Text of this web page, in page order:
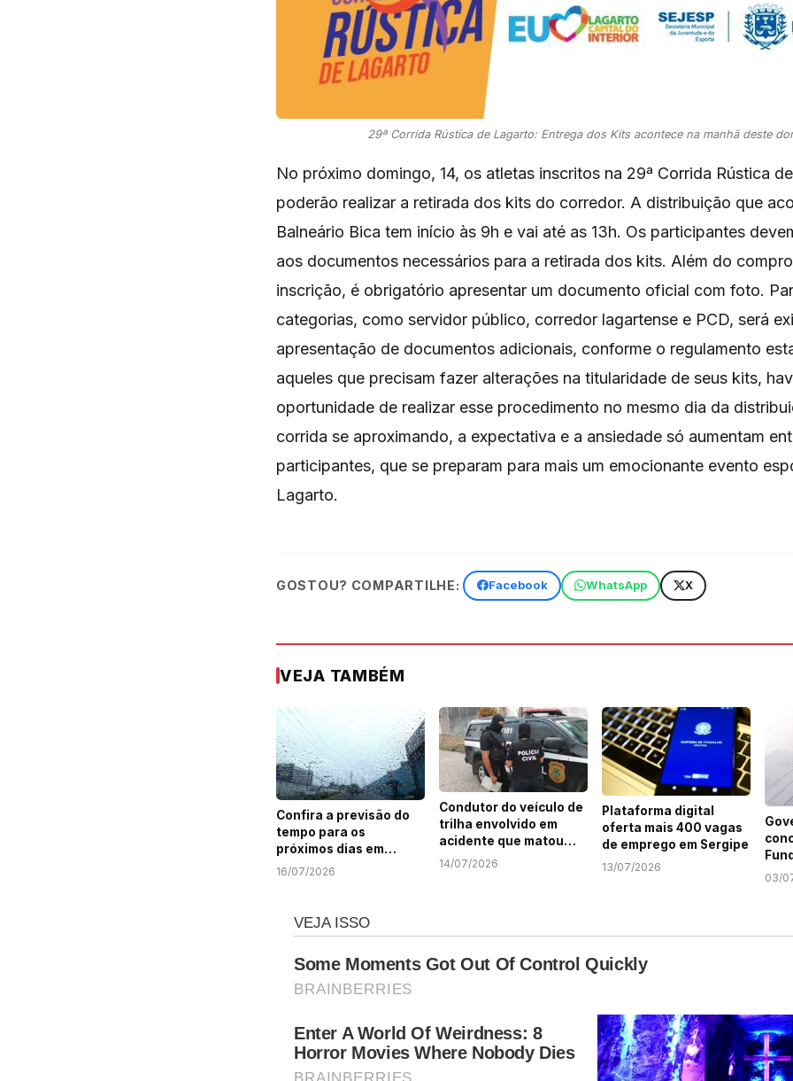
29ª Corrida Rústica de Lagarto: Entrega dos Kits acontece na manhã deste
No próximo domingo, 14, os atletas inscritos na 29ª Corrida Rústica
poderão realizar a retirada dos kits do corredor. A distribuição que
Balneário Bica tem início às 9h e vai até as 13h. Os participantes
aos documentos necessários para a retirada dos kits. Além do
inscrição, é obrigatório apresentar um documento oficial com foto.
categorias, como servidor público, corredor lagartense e PCD, será
apresentação de documentos adicionais, conforme o regulamento
aqueles que precisam fazer alterações na titularidade de seus kits,
oportunidade de realizar esse procedimento no mesmo dia da
corrida se aproximando, a expectativa e a ansiedade só aumentam
participantes, que se preparam para mais um emocionante evento
Lagarto.
GOSTOU? COMPARTILHE: Facebook WhatsApp X
VEJA TAMBÉM
Confira a previsão do
tempo para os
próximos dias em
Sergipe
16/07/2026
Condutor do veículo de
trilha envolvido em
acidente que matou
motociclista em SE é
14/07/2026
Plataforma digital
oferta mais 400 vagas
de emprego em Sergipe
13/07/2026
03/